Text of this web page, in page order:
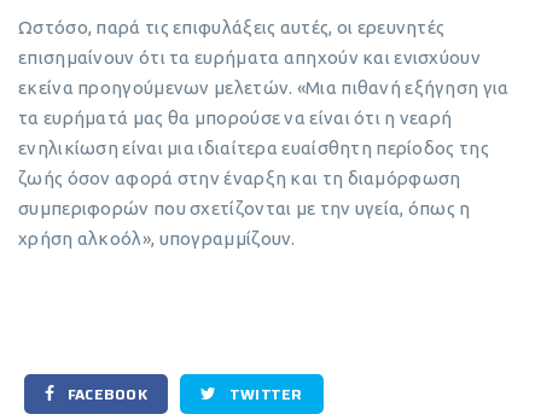
Ωστόσο, παρά τις επιφυλάξεις αυτές, οι ερευνητές
επισημαίνουν ότι τα ευρήματα απηχούν και ενισχύουν
εκείνα προηγούμενων μελετών. «Μια πιθανή εξήγηση για
τα ευρήματά μας θα μπορούσε να είναι ότι η νεαρή
ενηλικίωση είναι μια ιδιαίτερα ευαίσθητη περίοδος της
ζωής όσον αφορά στην έναρξη και τη διαμόρφωση
συμπεριφορών που σχετίζονται με την υγεία, όπως η
χρήση αλκοόλ», υπογραμμίζουν.
FACEBOOK TWITTER